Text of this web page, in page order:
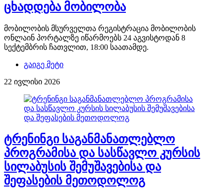
ცხადდება მობილობა
მობილობის მსურველთა რეგისტრაცია მობილობის
ონლაინ პორტალზე იწარმოებს 24 აგვისტოდან 8
სექტემბრის ჩათვლით, 18:00 საათამდე.
გაიგე მეტი
22 ივლისი 2026
ტრენინგი საგანმანათლებლო
პროგრამისა და სასწავლო კურსის
სილაბუსის შემუშავებისა და
შეფასების მეთოდოლოგ